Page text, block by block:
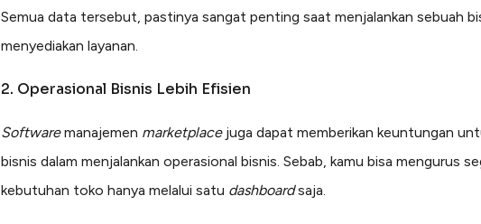
Semua data tersebut, pastinya sangat penting saat menjalankan sebuah
menyediakan layanan.
2. Operasional Bisnis Lebih Efisien
Softwaremanajemen marketplacejuga dapat memberikan keuntungan
bisnis dalam menjalankan operasional bisnis. Sebab, kamu bisa mengurus
kebutuhan toko hanya melalui satu dashboardsaja.